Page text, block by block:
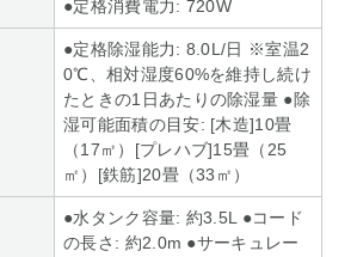
●定格消費電力: 720W
●定格除湿能力: 8.0L/日 ※室温2
0℃、相対湿度60%を維持し続け
たときの1日あたりの除湿量 ●除
湿可能面積の目安: [木造]10畳
（17㎡）[プレハブ]15畳（25
㎡）[鉄筋]20畳（33㎡）
●水タンク容量: 約3.5L ●コード
の長さ: 約2.0m ●サーキュレー